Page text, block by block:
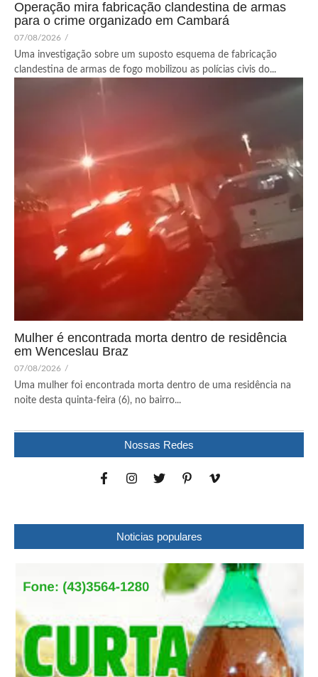
Operação mira fabricação clandestina de armas
para o crime organizado em Cambará
07/08/2026 /
Uma investigação sobre um suposto esquema de fabricação
clandestina de armas de fogo mobilizou as polícias civis do...
Mulher é encontrada morta dentro de residência
em Wenceslau Braz
07/08/2026 /
Uma mulher foi encontrada morta dentro de uma residência na
noite desta quinta-feira (6), no bairro...
Nossas Redes
Noticias populares